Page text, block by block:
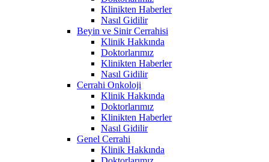
Klinikten Haberler
Nasıl Gidilir
Beyin ve Sinir Cerrahisi
Klinik Hakkında
Doktorlarımız
Klinikten Haberler
Nasıl Gidilir
Cerrahi Onkoloji
Klinik Hakkında
Doktorlarımız
Klinikten Haberler
Nasıl Gidilir
Genel Cerrahi
Klinik Hakkında